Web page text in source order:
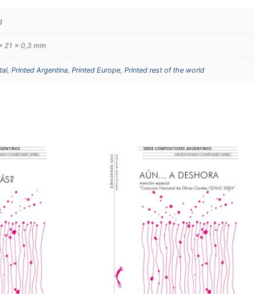
21 × 0,3 mm
,Printed Argentina,Printed Europe,Printed rest of the world